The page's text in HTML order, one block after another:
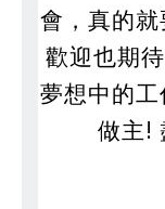
會，真的
歡迎也期
夢想中的
做主!